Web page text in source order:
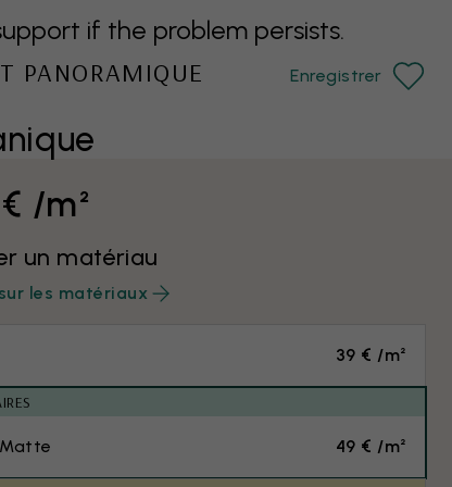
if the problem persists.
PANORAMIQUE Enregistrer
/m²
un matériau
les matériaux
39 € /m²
49 € /m²